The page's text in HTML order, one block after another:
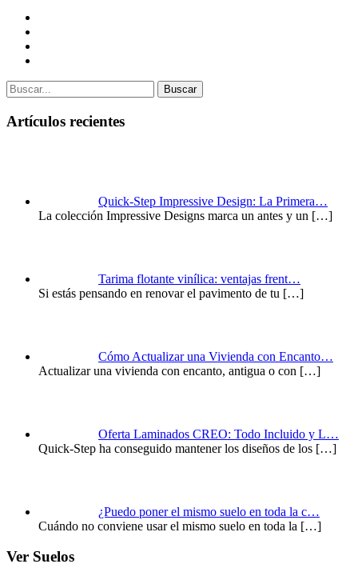
Buscar
Artículos recientes
Quick-Step Impressive Design: La Primera…
La colección Impressive Designs marca un antes y un […]
Tarima flotante vinílica: ventajas frent…
Si estás pensando en renovar el pavimento de tu […]
Cómo Actualizar una Vivienda con Encanto…
Actualizar una vivienda con encanto, antigua o con […]
Oferta Laminados CREO: Todo Incluido y L…
Quick-Step ha conseguido mantener los diseños de los […]
¿Puedo poner el mismo suelo en toda la c…
Cuándo no conviene usar el mismo suelo en toda la […]
Ver Suelos